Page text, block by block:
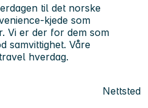
til det norske
kjede som
Vi er der for dem som
samvittighet. Våre
hverdag.
Nettsted